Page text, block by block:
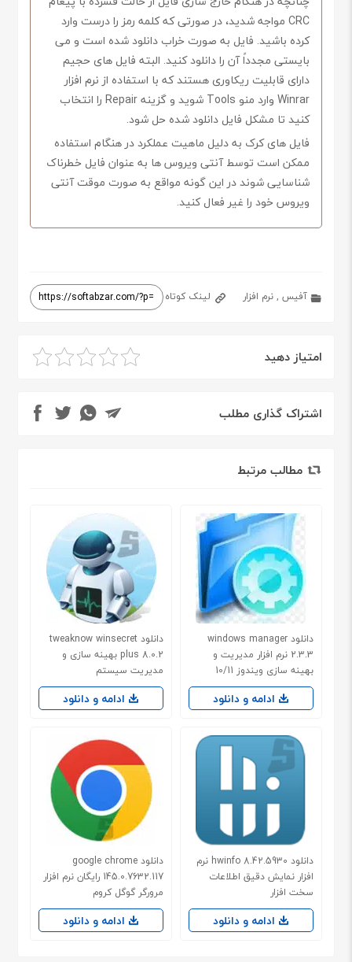
CRC مواجه شدید، در صورتی که کلمه رمز را درست وارد
کرده باشید. فایل به صورت خراب دانلود شده است و می
بایستی مجدداً آن را دانلود کنید. البته فایل های حجیم
دارای قابلیت ریکاوری هستند که با استفاده از نرم افزار
Winrar وارد منو Tools شوید و گزینه Repair را انتخاب
کنید تا مشکل فایل دانلود شده حل شود.
فایل های کرک به دلیل ماهیت عملکرد در هنگام استفاده
ممکن است توسط آنتی ویروس ها به عنوان فایل خطرناک
شناسایی شوند در این گونه مواقع به صورت موقت آنتی
ویروس خود را غیر فعال کنید.
آفیس ,نرم افزار لینک کوتاه
امتیاز دهید
اشتراک گذاری مطلب
مطالب مرتبط
دانلود windows manager
2.3.3 نرم افزار مدیریت و
بهینه سازی ویندوز 10/11
ادامه و دانلود
دانلود tweaknow winsecret
plus 8.0.2 بهینه سازی و
مدیریت سیستم
ادامه و دانلود
دانلود hwinfo 8.42.5930 نرم
افزار نمایش دقیق اطلاعات
سخت افزار
ادامه و دانلود
دانلود google chrome
145.0.7632.117 رایگان نرم افزار
مرورگر گوگل کروم
ادامه و دانلود